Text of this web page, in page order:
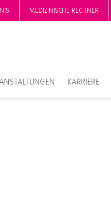
MEDIZINISCHE RECHNER
KARRIERE